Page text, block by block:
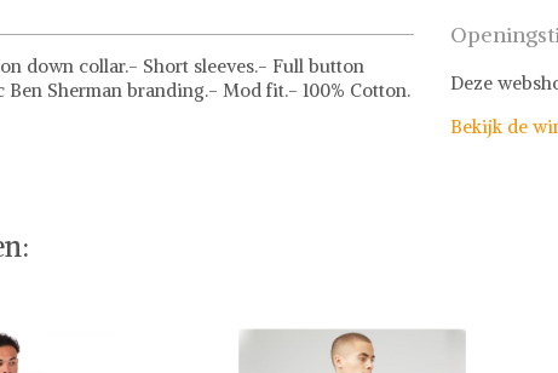
down collar.- Short sleeves.- Full button
Sherman branding.- Mod fit.- 100% Cotton.
Deze
Bekijk de